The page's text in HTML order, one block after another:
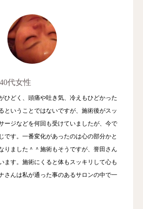
代女性
ひどく、頭痛や吐き気、冷えもひどかった
ということではないですが、施術後がスッ
ージなどを何回も受けていましたが、今で
です。一番変化があったのは心の部分かと
りました＾＾施術もそうですが、誉田さん
ます。施術にくると体もスッキリして心も
さんは私が通った事のあるサロンの中で一